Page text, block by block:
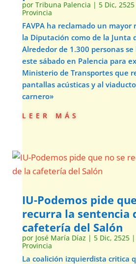
por Tribuna Palencia | 5 Dic, 2525
Provincia
FAVPA ha reclamado un
la Diputación como de la Junta
Alrededor de 1.300 personas
este sábado en Palencia para
Ministerio de Transportes que
pantallas acústicas y al
carnero»
leer más
IU-Podemos pide
recurra la sentencia
cafetería del Salón
por José María Díaz | 5 Dic, 2525|
Provincia
La coalición izquierdista critica